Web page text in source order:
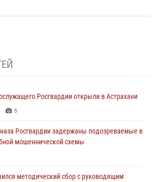
Росгвардии открыли в Астрахани
5
Росгвардии задержаны подозреваемые в
мошеннической схемы
методический сбор с руководящим